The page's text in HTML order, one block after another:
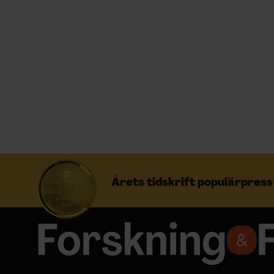
Årets tidskrift populärpress
NYHETSBREV
ÄMNEN
ARKIV & E-TIDNING
LYSSNA/PODD